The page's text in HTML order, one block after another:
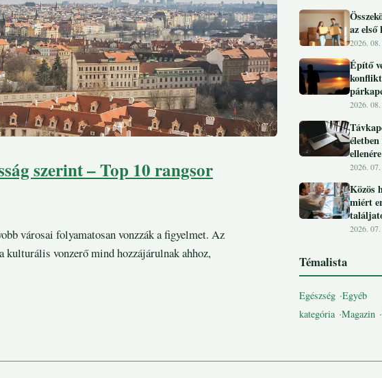
szerint – Top 10 rangsor
városai folyamatosan vonzzák a figyelmet. Az
kulturális vonzerő mind hozzájárulnak ahhoz,
az első
2026. 08.
Építő
2026. 08.
ellenére
2026. 07.
Közös
miért
2026. 07.
Témalista
Egészség Egyéb
kategória Magazin